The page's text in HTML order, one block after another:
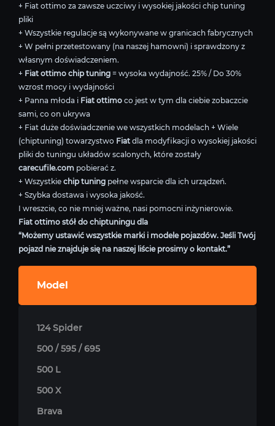
+ Fiat ottimo za zawsze uczciwy i wysokiej jakości chip tuning
pliki
+ Wszystkie regulacje są wykonywane w granicach fabrycznych
+ W pełni przetestowany (na naszej hamowni) i sprawdzony z
własnym doświadczeniem.
+ Fiat ottimo chip tuning = wysoka wydajność. 25% / Do 30%
wzrost mocy i wydajności
+ Panna młoda i Fiat ottimo co jest w tym dla ciebie zobaczcie
sami, co on ukrywa
+ Fiat duże doświadczenie we wszystkich modelach + Wiele
(chiptuning) towarzystwo Fiat dla modyfikacji o wysokiej jakości
pliki do tuningu układów scalonych, które zostały
carecufile.com pobierać z.
+ Wszystkie chip tuning pełne wsparcie dla ich urządzeń.
+ Szybka dostawa i wysoka jakość.
I wreszcie, co nie mniej ważne, nasi pomocni inżynierowie.
Fiat ottimo stół do chiptuningu dla
“Możemy ustawić wszystkie marki i modele pojazdów. Jeśli Twój
pojazd nie znajduje się na naszej liście prosimy o kontakt.”
Model
124 Spider
500 / 595 / 695
500 L
500 X
Brava